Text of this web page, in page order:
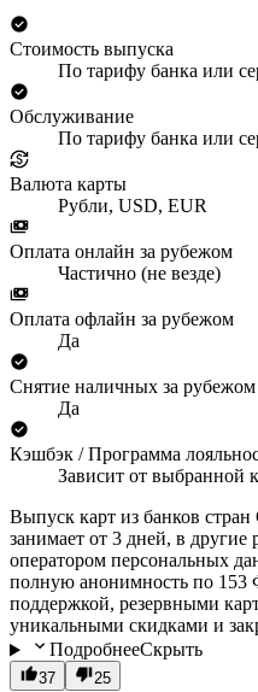
Стоимость выпуска
По тарифу банка или
Обслуживание
По тарифу банка или
Валюта карты
Рубли, USD, EUR
Оплата онлайн за рубежом
Частично (не везде)
Оплата офлайн за рубежом
Да
Снятие наличных за рубежом
Да
Кэшбэк / Программа
Зависит от выбранной
Выпуск карт из банков
занимает от 3 дней, в
оператором персональных
полную анонимность по 153
поддержкой, резервными
уникальными скидками и
ПодробнееСкрыть
37 25